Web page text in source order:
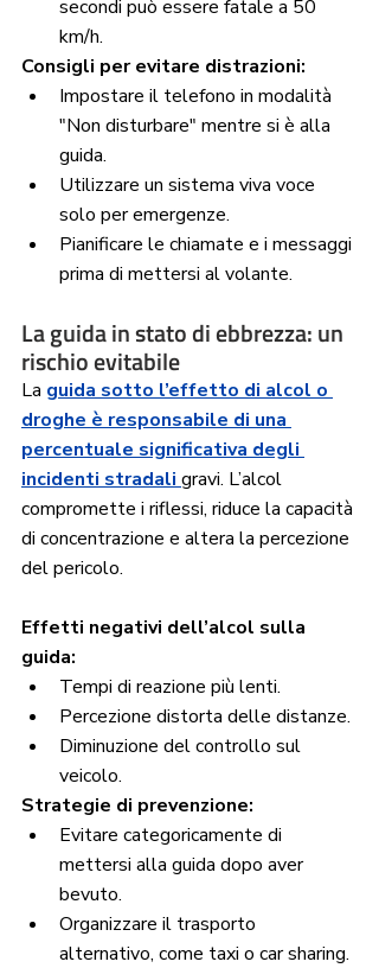
secondi può essere fatale a 50
km/h.
Consigli per evitare distrazioni:
Impostare il telefono in modalità
"Non disturbare" mentre si è alla
guida.
Utilizzare un sistema viva voce
solo per emergenze.
Pianificare le chiamate e i messaggi
prima di mettersi al volante.
La guida in stato di ebbrezza: un
rischio evitabile
La guida sotto l’effetto di alcol o
droghe è responsabile di una
percentuale significativa degli
incidenti stradali gravi. L’alcol
compromette i riflessi, riduce la capacità
di concentrazione e altera la percezione
del pericolo.
Effetti negativi dell’alcol sulla
guida:
Tempi di reazione più lenti.
Percezione distorta delle distanze.
Diminuzione del controllo sul
veicolo.
Strategie di prevenzione:
Evitare categoricamente di
mettersi alla guida dopo aver
bevuto.
Organizzare il trasporto
alternativo, come taxi o car sharing.